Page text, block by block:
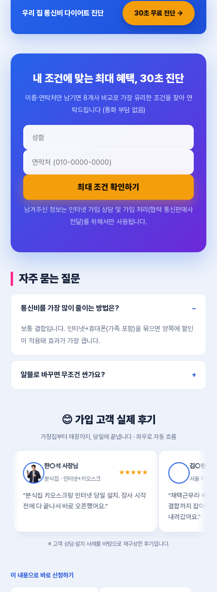
우리 집 통신비 다이어트 진단 30초 무료 진단 →
내 조건에 맞는 최대 혜택, 30초 진단
이름·연락처만 남기면 8개사 비교로 가장 유리한 조건을 찾아 연
락드립니다 (통화 부담 없음)
최대 조건 확인하기
남겨주신 정보는 인터넷 가입 상담 및 가입 처리(협력 통신판매사
전달)를 위해서만 사용됩니다.
자주 묻는 질문
통신비를 가장 많이 줄이는 방법은?
보통 결합입니다. 인터넷+휴대폰(가족 포함)을 묶으면 양쪽에 할인
이 적용돼 효과가 가장 큽니다.
알뜰로 바꾸면 무조건 싼가요?
😊 가입 고객 실제 후기
가정집부터 매장까지, 당일에 끝냅니다 · 좌우로 자동 흐름
한○석 사장님
분식집 · 인터넷+키오스크
★★★★★
식집 키오스크랑 인터넷 당일 설치. 장사 시작
에 다 끝나서 바로 오픈했어요."
김○현 고객
서울 마포 · KT 1G
"재택근무라 속도가 중요했
결합까지 잡아주셔서 월요
내려갔어요."
※ 고객 상담·설치 사례를 바탕으로 재구성한 후기입니다.
이 내용으로 바로 신청하기